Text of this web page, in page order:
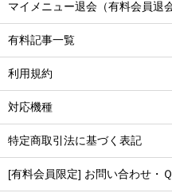
マイメニュー退会（有料会員退会
有料記事一覧
利用規約
対応機種
特定商取引法に基づく表記
[有料会員限定] お問い合わせ・